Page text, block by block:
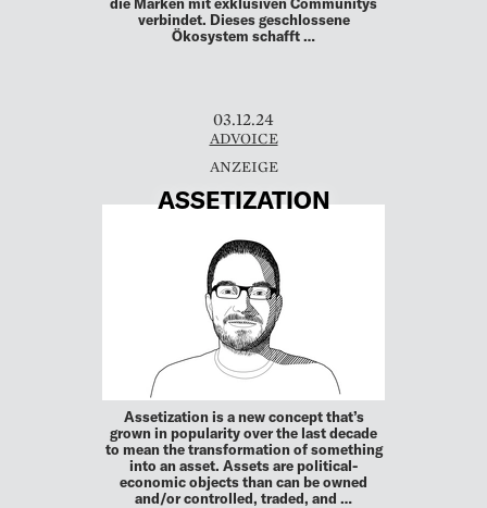
verbindet. Dieses geschlossene
Ökosystem schafft …
03.12.24
ADVOICE
ASSETIZATION
Assetization is a new concept that’s
grown in popularity over the last decade
to mean the transformation of something
into an asset. Assets are political-
economic objects than can be owned
and/or controlled, traded, and …